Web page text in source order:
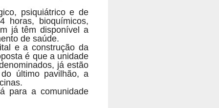
psiquiátrico e de
horas, bioquímicos,
já têm disponível a
de saúde.
e a construção da
é que a unidade
já estão
último pavilhão, a
para a comunidade